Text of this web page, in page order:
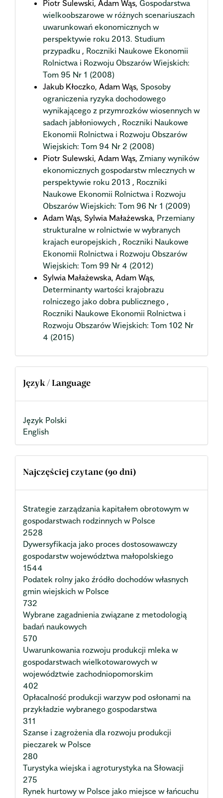
Piotr Sulewski, Adam Wąs, Gospodarstwa
wielkoobszarowe w różnych scenariuszach
uwarunkowań ekonomicznych w
perspektywie roku 2013. Studium
przypadku , Roczniki Naukowe Ekonomii
Rolnictwa i Rozwoju Obszarów Wiejskich:
Tom 95 Nr 1 (2008)
Jakub Kłoczko, Adam Wąs, Sposoby
ograniczenia ryzyka dochodowego
wynikającego z przymrozków wiosennych w
sadach jabłoniowych , Roczniki Naukowe
Ekonomii Rolnictwa i Rozwoju Obszarów
Wiejskich: Tom 94 Nr 2 (2008)
Piotr Sulewski, Adam Wąs, Zmiany wyników
ekonomicznych gospodarstw mlecznych w
perspektywie roku 2013 , Roczniki
Naukowe Ekonomii Rolnictwa i Rozwoju
Obszarów Wiejskich: Tom 96 Nr 1 (2009)
Adam Wąs, Sylwia Małażewska, Przemiany
strukturalne w rolnictwie w wybranych
krajach europejskich , Roczniki Naukowe
Ekonomii Rolnictwa i Rozwoju Obszarów
Wiejskich: Tom 99 Nr 4 (2012)
Sylwia Małażewska, Adam Wąs,
Determinanty wartości krajobrazu
rolniczego jako dobra publicznego ,
Roczniki Naukowe Ekonomii Rolnictwa i
Rozwoju Obszarów Wiejskich: Tom 102 Nr
4 (2015)
Język / Language
Język Polski
English
Najczęściej czytane (90 dni)
Strategie zarządzania kapitałem obrotowym w
gospodarstwach rodzinnych w Polsce
2528
Dywersyfikacja jako proces dostosowawczy
gospodarstw województwa małopolskiego
1544
Podatek rolny jako źródło dochodów własnych
gmin wiejskich w Polsce
732
Wybrane zagadnienia związane z metodologią
badań naukowych
570
Uwarunkowania rozwoju produkcji mleka w
gospodarstwach wielkotowarowych w
województwie zachodniopomorskim
402
Opłacalność produkcji warzyw pod osłonami na
przykładzie wybranego gospodarstwa
311
Szanse i zagrożenia dla rozwoju produkcji
pieczarek w Polsce
280
Turystyka wiejska i agroturystyka na Słowacji
275
Rynek hurtowy w Polsce jako miejsce w łańcuchu